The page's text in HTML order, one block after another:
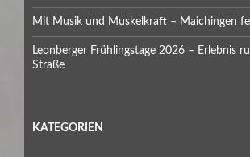
Mit Musik und Muskelkraft – Maichingen
Leonberger Frühlingstage 2026 – Erlebnis
Straße
KATEGORIEN